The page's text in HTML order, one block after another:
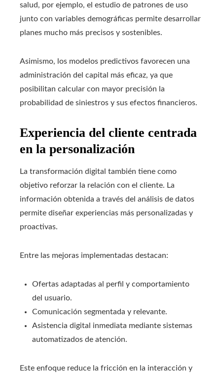
salud, por ejemplo, el estudio de patrones de uso
junto con variables demográficas permite desarrollar
planes mucho más precisos y sostenibles.
Asimismo, los modelos predictivos favorecen una
administración del capital más eficaz, ya que
posibilitan calcular con mayor precisión la
probabilidad de siniestros y sus efectos financieros.
Experiencia del cliente centrada
en la personalización
La transformación digital también tiene como
objetivo reforzar la relación con el cliente. La
información obtenida a través del análisis de datos
permite diseñar experiencias más personalizadas y
proactivas.
Entre las mejoras implementadas destacan:
Ofertas adaptadas al perfil y comportamiento
del usuario.
Comunicación segmentada y relevante.
Asistencia digital inmediata mediante sistemas
automatizados de atención.
Este enfoque reduce la fricción en la interacción y